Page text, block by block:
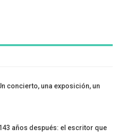
concierto, una exposición, un
años después: el escritor que